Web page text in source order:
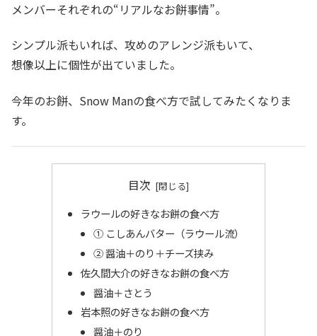
メンバーそれぞれの“リアルなお餅事情”。
シンプル派もいれば、攻めのアレンジ派もいて、
想像以上に個性が出ていました。
今年のお餅、Snow Manの食べ方で試してみたくなりま
す。
目次
ラウールの好きなお餅の食べ方
① こしあんバター（ラウール流）
② 醤油＋のり＋チーズ挟み
佐久間大介の好きなお餅の食べ方
醤油＋さとう
岩本照の好きなお餅の食べ方
醤油＋のり